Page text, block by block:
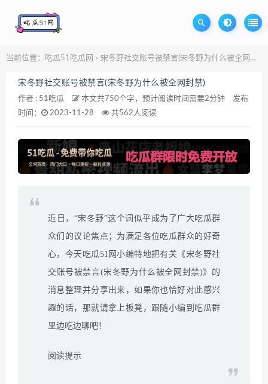
当前位置： 吃瓜51吃瓜网 > 宋冬野社交账号被禁言(宋冬野为什么被全网封禁)
宋冬野社交账号被禁言(宋冬野为什么被全网封禁)
作者 : 51吃瓜 本文共750个字，预计阅读时间需要2分钟
发布
时间：
2023-11-28 共562人阅读
近日，“宋冬野”这个词似乎成为了广大吃瓜群
众们的议论焦点；为满足各位吃瓜群众的好奇
心，今天吃瓜51网小编特地把有关《宋冬野社
交账号被禁言(宋冬野为什么被全网封禁)》的
消息整理并分享出来，如果你也恰好对此感兴
趣的话，那就请拿上板凳，跟随小编到吃瓜群
里边吃边聊吧！
阅读提示